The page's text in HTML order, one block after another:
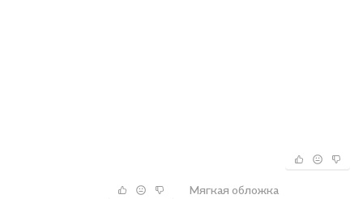
Мягкая обложка